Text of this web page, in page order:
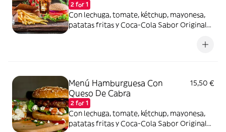
2 for 1
Con lechuga, tomate, kétchup, mayonesa,
patatas fritas y Coca-Cola Sabor Original
Menú Hamburguesa Con
Queso De Cabra
2 for 1
15,50 €
Con lechuga, tomate, kétchup, mayonesa,
patatas fritas y Coca-Cola Sabor Original